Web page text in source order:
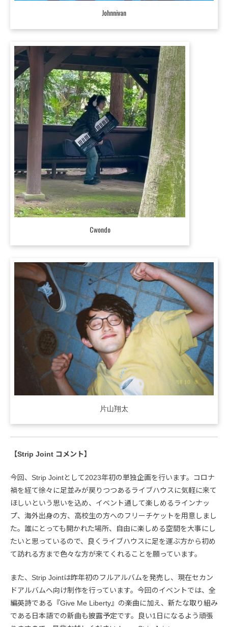
Johnnivan
Cwondo
片山翔太
【Strip Joint コメント】
今回、Strip Jointとして2023年初の単独企画を行います。コロナ
禍を経て徐々に足並みが戻りつつあるライブハウスに気軽に来て
ほしいという思いを込め、イベント通して楽しめるラインナッ
プ、海外出身の方、高校生の方へのフリーチケットを用意しまし
た。誰にとっても開かれた場所、自由に楽しめる空間を大事にし
たいと思っているので、良くライブハウスに足を運ぶ方から初め
て訪れる方まで色々な方が来てくれることを願っています。
また、Strip Jointは昨年初のフルアルバムを発売し、現在セカン
ドアルバムへ向け制作を行っています。今回のイベントでは、全
編英詩である『Give Me Liberty』の楽曲に加え、新たな取り組み
である日本語での新曲も披露予定です。良い1日になるよう頑張